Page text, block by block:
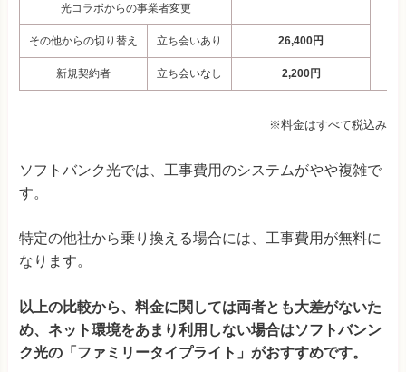
光コラボからの事業者変更
その他からの切り替え 立ち会いあり 26,400円
新規契約者 立ち会いなし 2,200円
※料金はすべて税込み
ソフトバンク光では、工事費用のシステムがやや複雑で
す。
特定の他社から乗り換える場合には、工事費用が無料に
なります。
以上の比較から、料金に関しては両者とも大差がないた
め、ネット環境をあまり利用しない場合はソフトバンン
ク光の「ファミリータイプライト」がおすすめです。